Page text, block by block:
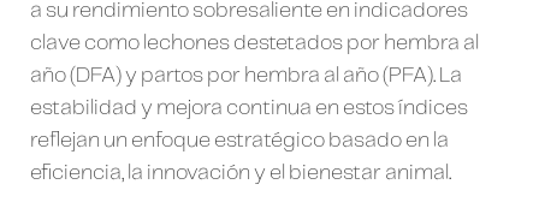
a su rendimiento sobresaliente en indicadores
clave como lechones destetados por hembra al
año (DFA) y partos por hembra al año (PFA). La
estabilidad y mejora continua en estos índices
reflejan un enfoque estratégico basado en la
eficiencia, la innovación y el bienestar animal.